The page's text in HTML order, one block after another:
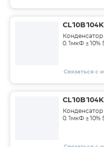
Конденсатор
0.1мкФ ±10%
Связаться с
Конденсатор
0.1мкФ ±10%